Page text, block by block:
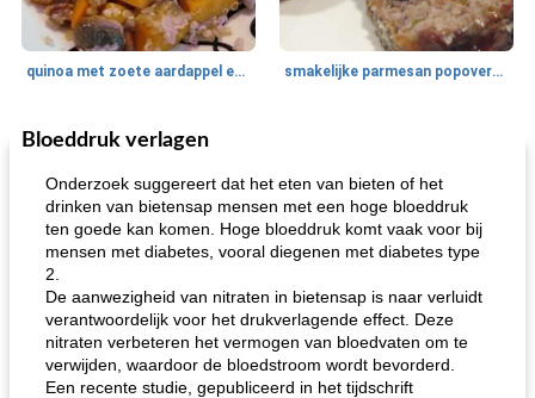
quinoa met zoete aardappel en champignons smakelijke parmesan popovers (gezonder!)
40
One Dish Meal
gemakkelijke rijst en hamburger een gerecht diner
Bloeddruk verlagen
Onderzoek suggereert dat het eten van bieten of het
drinken van bietensap mensen met een hoge bloeddruk
ten goede kan komen. Hoge bloeddruk komt vaak voor bij
mensen met diabetes, vooral diegenen met diabetes type
2.
De aanwezigheid van nitraten in bietensap is naar verluidt
verantwoordelijk voor het drukverlagende effect. Deze
nitraten verbeteren het vermogen van bloedvaten om te
verwijden, waardoor de bloedstroom wordt bevorderd.
Een recente studie, gepubliceerd in het tijdschrift